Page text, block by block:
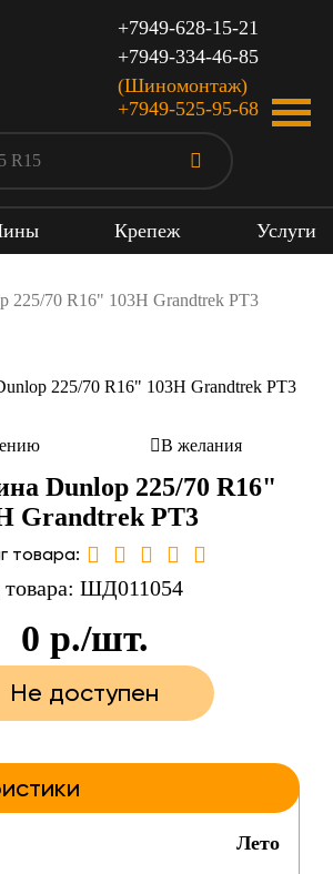
+7949-628-15-21
+7949-334-46-85
(Шиномонтаж)
+7949-525-95-68
Крепеж Услуги
225/70 R16" 103H Grandtrek PT3
В желания
Dunlop 225/70 R16"
Grandtrek PT3
товара:
товара: ШД011054
0 р./шт.
Не доступен
Лето